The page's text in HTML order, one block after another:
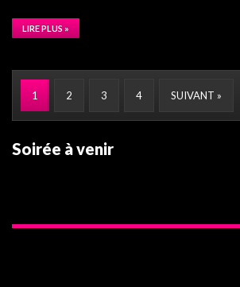
LIRE PLUS »
1 2 3 4 SUIVANT »
Soirée à venir